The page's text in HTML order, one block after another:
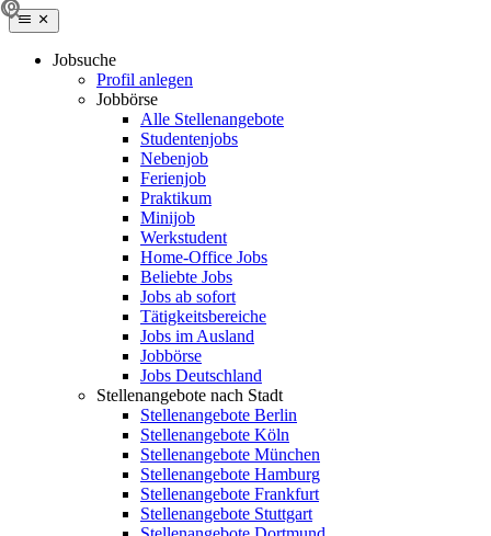
Jobsuche
Profil anlegen
Jobbörse
Alle Stellenangebote
Studentenjobs
Nebenjob
Ferienjob
Praktikum
Minijob
Werkstudent
Home-Office Jobs
Beliebte Jobs
Jobs ab sofort
Tätigkeitsbereiche
Jobs im Ausland
Jobbörse
Jobs Deutschland
Stellenangebote nach Stadt
Stellenangebote Berlin
Stellenangebote Köln
Stellenangebote München
Stellenangebote Hamburg
Stellenangebote Frankfurt
Stellenangebote Stuttgart